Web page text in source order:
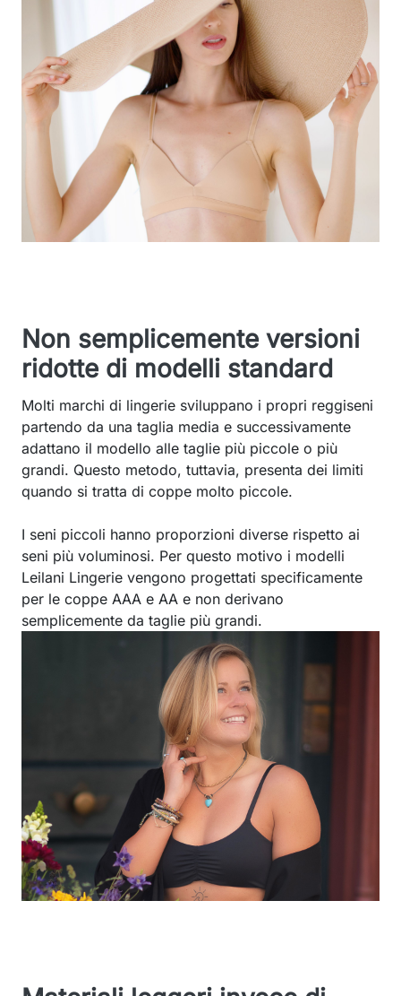
Non semplicemente versioni
ridotte di modelli standard
Molti marchi di lingerie sviluppano i propri reggiseni
partendo da una taglia media e successivamente
adattano il modello alle taglie più piccole o più
grandi. Questo metodo, tuttavia, presenta dei limiti
quando si tratta di coppe molto piccole.
I seni piccoli hanno proporzioni diverse rispetto ai
seni più voluminosi. Per questo motivo i modelli
Leilani Lingerie vengono progettati specificamente
per le coppe AAA e AA e non derivano
semplicemente da taglie più grandi.